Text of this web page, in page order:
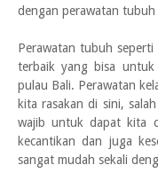
dengan perawatan tubuh
Perawatan tubuh
terbaik yang bisa
pulau Bali. Perawatan
kita rasakan di sini,
wajib untuk dapat kita
kecantikan dan juga
sangat mudah sekali